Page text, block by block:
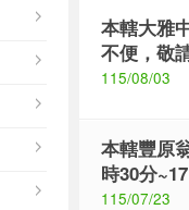
本轄大雅
不便，敬
115/08/03
本轄豐原
時30分
115/07/23